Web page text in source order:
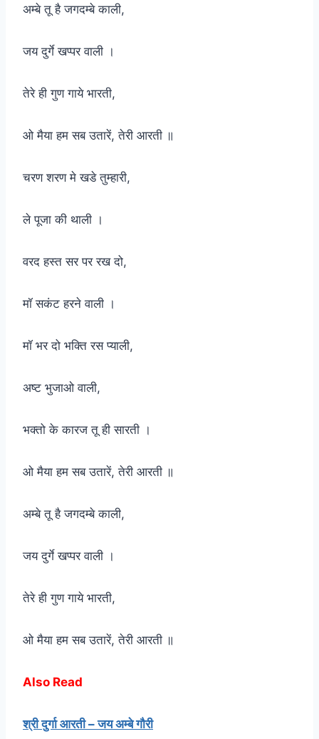
अम्बे तू है जगदम्बे काली,
जय दुर्गे खप्पर वाली ।
तेरे ही गुण गाये भारती,
ओ मैया हम सब उतारें, तेरी आरती ॥
चरण शरण मे खडे तुम्हारी,
ले पूजा की थाली ।
वरद हस्त सर पर रख दो,
मॉ सकंट हरने वाली ।
मॉ भर दो भक्ति रस प्याली,
अष्ट भुजाओ वाली,
भक्तो के कारज तू ही सारती ।
ओ मैया हम सब उतारें, तेरी आरती ॥
अम्बे तू है जगदम्बे काली,
जय दुर्गे खप्पर वाली ।
तेरे ही गुण गाये भारती,
ओ मैया हम सब उतारें, तेरी आरती ॥
Also Read
श्री दुर्गा आरती – जय अम्बे गौरी